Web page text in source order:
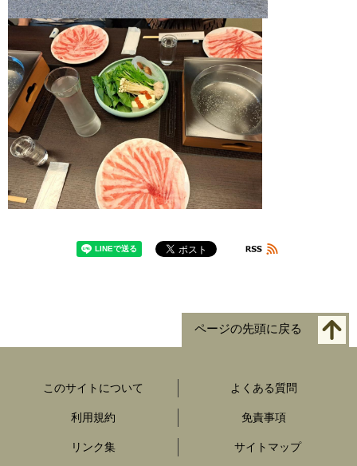
ページの先頭に戻る
このサイトについて よくある質問
利用規約 免責事項
リンク集 サイトマップ